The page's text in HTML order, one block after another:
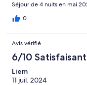
Séjour de 4 nuits en mai
0
Avis vérifié
6/10 Satisfaisant
Liem
11 juil. 2024